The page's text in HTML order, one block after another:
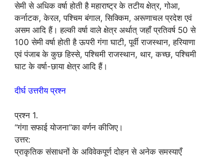
सेमी से अधिक वर्षा होती है महाराष्ट्र के तटीय क्षेत्र, गोआ,
कर्नाटक, केरल, पश्चिम बंगाल, सिक्किम, अरूणाचल प्रदेश एवं
असम आदि हैं। हल्की वर्षा वाले क्षेत्र अर्थात् जहाँ प्रतिवर्ष 50 से
100 सेमी वर्षा होती है ऊपरी गंगा घाटी, पूर्वी राजस्थान, हरियाणा
एवं पंजाब के कुछ हिस्से, पश्चिमी राजस्थान, थार, कच्छ, पश्चिमी
घाट के वर्षा-छाया क्षेत्र आदि हैं।
दीर्घ उत्तरीय प्रश्न
प्रश्न 1.
“गंगा सफाई योजना”का वर्णन कीजिए।
उत्तर:
प्राकृतिक संसाधनों के अविवेकपूर्ण दोहन से अनेक समस्याएँ